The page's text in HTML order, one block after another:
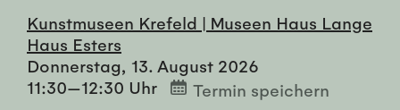
Kunstmuseen Krefeld | Museen Haus Lange
Haus Esters
Donnerstag, 13. August 2026
11:30—12:30 Uhr
Termin speichern